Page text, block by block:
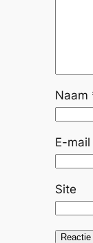
Naam
E-mail
Site